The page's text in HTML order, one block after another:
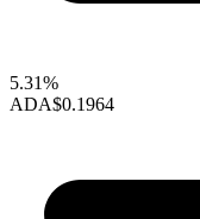
5.31%
ADA$0.1964